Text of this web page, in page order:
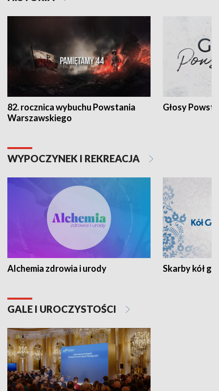
82. rocznica wybuchu Powstania
Warszawskiego
Głosy
WYPOCZYNEK I REKREACJA
Alchemia zdrowia i urody Skarby kół
GALE I UROCZYSTOŚCI